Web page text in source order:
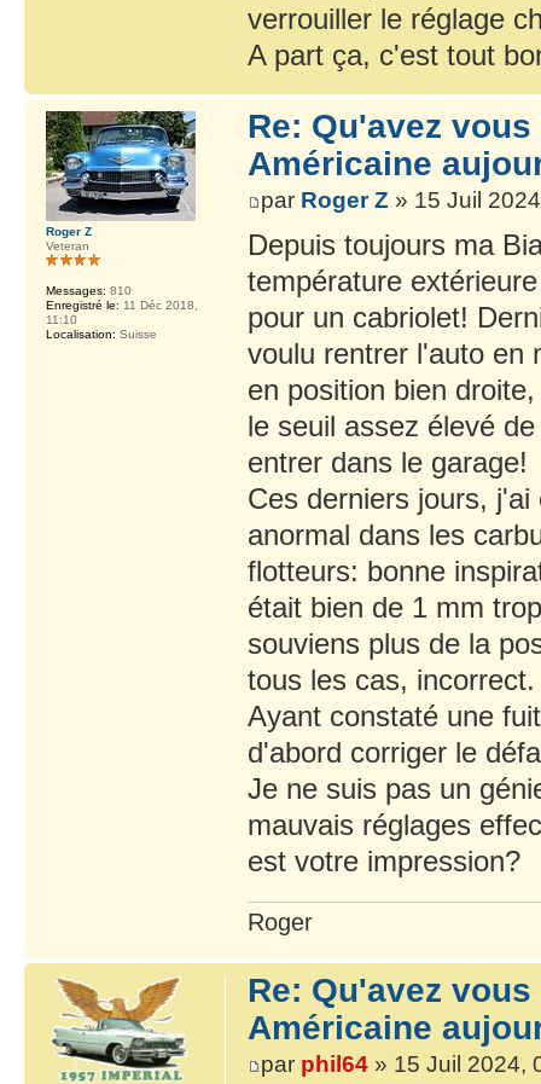
verrouiller le réglage
A part ça, c'est tout
Re: Qu'avez
Américaine
par Roger Z » 15 Juil
Depuis toujours ma
température
pour un cabriolet!
voulu rentrer l'auto en
en position bien
le seuil assez élevé
entrer dans le garage!
Ces derniers jours,
anormal dans les
flotteurs: bonne
était bien de 1 mm
souviens plus de la
tous les cas, incorrect.
Ayant constaté une
d'abord corriger le
Je ne suis pas un
mauvais réglages
est votre impression?
Roger
Roger Z
Veteran
Messages: 810
Enregistré le: 11 Déc 2018,
11:10
Localisation: Suisse
Re: Qu'avez
Américaine
par phil64» 15 Juil 2024,